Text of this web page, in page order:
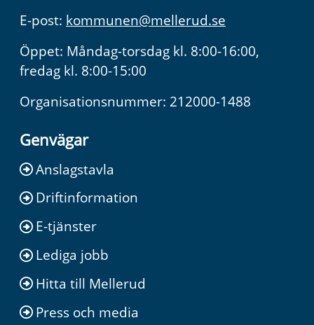
E-post: kommunen@mellerud.se
Öppet: Måndag-torsdag kl. 8:00-16:00,
fredag kl. 8:00-15:00
Organisationsnummer: 212000-1488
Genvägar
Anslagstavla
Driftinformation
E-tjänster
Lediga jobb
Hitta till Mellerud
Press och media